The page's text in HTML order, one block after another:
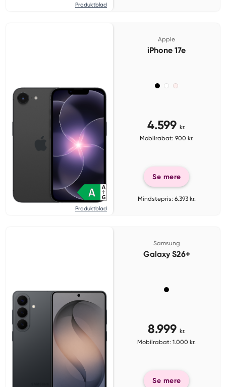
Produktblad
Produktblad
Apple
iPhone 17e
4.599 kr.
Mobilrabat: 900 kr.
Se mere
Mindstepris: 6.393 kr.
Samsung
Galaxy S26+
8.999 kr.
Mobilrabat: 1.000 kr.
Se mere